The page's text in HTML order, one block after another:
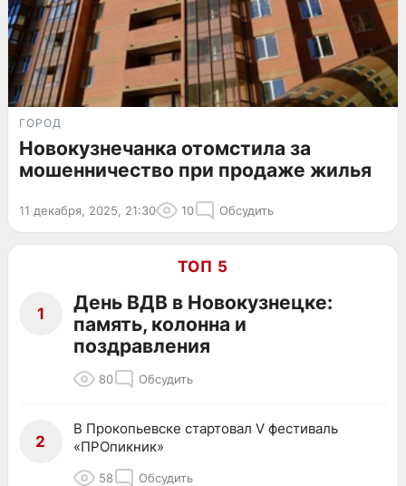
ГОРОД
Новокузнечанка отомстила за
мошенничество при продаже жилья
11 декабря, 2025, 21:30 10 Обсудить
ТОП 5
1
День ВДВ в Новокузнецке:
память, колонна и
поздравления
80 Обсудить
2
В Прокопьевске стартовал V фестиваль
«ПРОпикник»
58 Обсудить